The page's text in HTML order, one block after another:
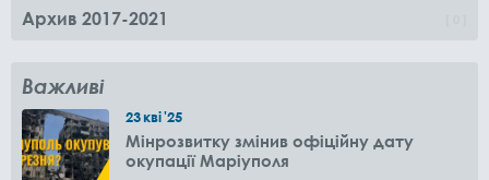
Архив 2017-2021
Важливі
23кві'25
Мінрозвитку змінив офіційну дату
окупації Маріуполя